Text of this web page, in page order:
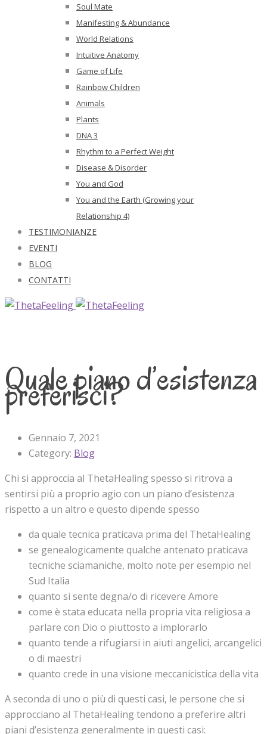
Soul Mate
Manifesting & Abundance
World Relations
Intuitive Anatomy
Game of Life
Rainbow Children
Animals
Plants
DNA 3
Rhythm to a Perfect Weight
Disease & Disorder
You and God
You and the Earth (Growing your
Relationship 4)
TESTIMONIANZE
EVENTI
BLOG
CONTATTI
Quale piano d’esistenza
preferisci?
Gennaio 7, 2021
Category: Blog
Chi si approccia al ThetaHealing spesso si ritrova a
sentirsi più a proprio agio con un piano d’esistenza
rispetto a un altro e questo dipende spesso
da quale tecnica praticava prima del ThetaHealing
se genealogicamente qualche antenato praticava
tecniche sciamaniche, molto note per esempio nel
Sud Italia
quanto si sente degna/o di ricevere Amore
come è stata educata nella propria vita religiosa a
parlare con Dio o piuttosto a implorarlo
quanto tende a rifugiarsi in aiuti angelici, arcangelici
o di maestri
quanto crede in una visione meccanicistica della vita
A seconda di uno o più di questi casi, le persone che si
approcciano al ThetaHealing tendono a preferire altri
piani d’esistenza generalmente in questi casi: